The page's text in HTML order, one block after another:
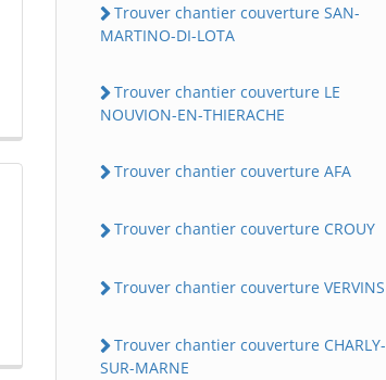
Trouver chantier couverture SAN-
MARTINO-DI-LOTA
Trouver chantier couverture LE
NOUVION-EN-THIERACHE
Trouver chantier couverture AFA
Trouver chantier couverture CROUY
Trouver chantier couverture VERVINS
Trouver chantier couverture CHARLY-
SUR-MARNE